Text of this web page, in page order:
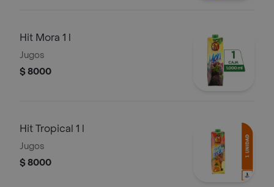
Hit Mora 1 l
Jugos
$ 8000
Hit Tropical 1 l
Jugos
$ 8000